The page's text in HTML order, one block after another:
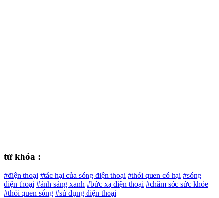
từ khóa :
#điện thoại #tác hại của sóng điện thoại #thói quen có hại #sóng
điện thoại #ánh sáng xanh #bức xạ điện thoại #chăm sóc sức khỏe
#thói quen sống #sử dụng điện thoại